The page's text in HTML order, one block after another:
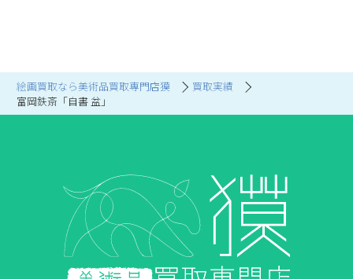
絵画買取なら美術品買取専門店獏
買取実績
富岡鉄斎「自書 盆」